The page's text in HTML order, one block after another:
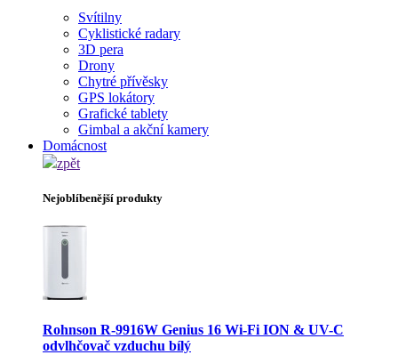
Svítilny
Cyklistické radary
3D pera
Drony
Chytré přívěsky
GPS lokátory
Grafické tablety
Gimbal a akční kamery
Domácnost
zpět
Nejoblíbenější produkty
Rohnson R-9916W Genius 16 Wi-Fi ION & UV-C
odvlhčovač vzduchu bílý